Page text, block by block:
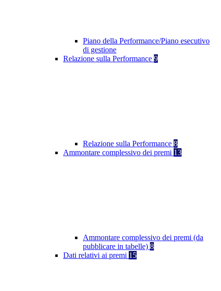
Piano della Performance/Piano esecutivo
di gestione
Relazione sulla Performance 9
Relazione sulla Performance 8
Ammontare complessivo dei premi 13
Ammontare complessivo dei premi (da
pubblicare in tabelle) 8
Dati relativi ai premi 15